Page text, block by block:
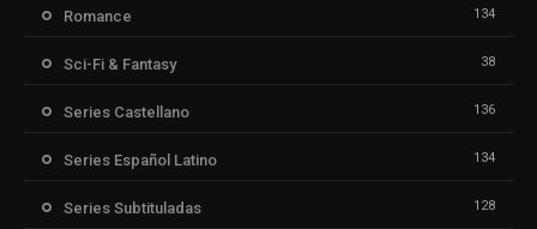
Romance 134
Sci-Fi & Fantasy 38
Series Castellano 136
Series Español Latino 134
Series Subtituladas 128